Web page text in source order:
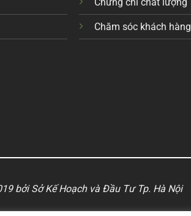
Chăm sóc khách hàng
bởi Sở Kế Hoạch và Đầu Tư Tp. Hà Nội